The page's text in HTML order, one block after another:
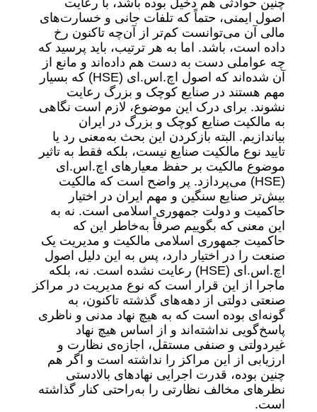
چنین حوادثی هم دخیل بوده باشد، با رعایت
اصول ایمنی، حتماً که تلفات جانی و خسارت‌های
مالی آن می‌توانست کم‌تر از آن‌چه تاکنون رخ
داده است، باشد. اما به هر ترتیب، باید پرسید که
چه عواملی دست به دست هم داده‌اند و مانع از
آن شده‌اند که اصول اچ.اس.ای (HSE) که بسیار
مهم هستند در صنایع کوچک و بزرگ رعایت
نشوند. برای درک این موضوع، لازم است نگاهی
به مالکیت صنایع کوچک و بزرگ در ایران
بیاندازیم. البته بازکردن این بحث به‌معنی رد یا
تایید نوع مالکیت صنایع نیست، بلکه فقط به تاثیر
موضوع مالکیت بر حفظ معیارهای اچ.اس.ای
(HSE) می‌پردازد. پر واضح است که مالکیت
بیش‌تر صنایع سنگین و مهم ایران در اختیار
حاکمیت و دولت جمهوری اسلامی است. نه به
این معنی که بگوییم صرفاً به‌خاطر این که
حاکمیت جمهوری اسلامی مالکیت و مدیریت یک
صنعت را در اختیار دارد، پس به این دلیل اصول
اچ.اس.ای (HSE) رعایت نشده است. نه، بلکه
ماجرا از این قرار است که نوع مدیریت در مراکز
صنعتی دولتی از دهه‌‌های گذشته تاکنون، به
گونه‌ای بوده است که به هیچ نهاد مدنی و ناظری
پاسخ‌گویی نداشته‌اند و از اساس هیچ نهاد
غیردولتی و صنفی مستقل، اجازه‌ی نظارت و
ارزیابی از این مراکز را نداشته است و اگر هم
چنین بوده، قدرت اجرایی نهادهای بالادستی
نظرهای مخالف نظارتی را به‌راحتی کنار گذاشته
است.